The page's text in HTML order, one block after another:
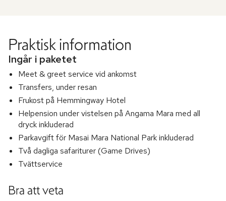
Praktisk information
Ingår i paketet
Meet & greet service vid ankomst
Transfers, under resan
Frukost på Hemmingway Hotel
Helpension under vistelsen på Angama Mara med all
dryck inkluderad
Parkavgift för Masai Mara National Park inkluderad
Två dagliga safariturer (Game Drives)
Tvättservice
Bra att veta